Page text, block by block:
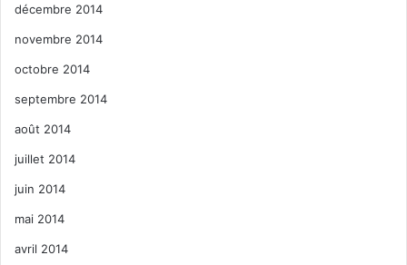
décembre 2014
novembre 2014
octobre 2014
septembre 2014
août 2014
juillet 2014
juin 2014
mai 2014
avril 2014